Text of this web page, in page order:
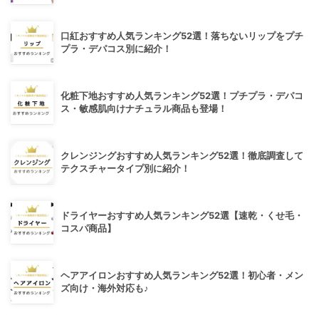
口紅おすすめ人気ランキング52選！落ちないリップをプチ
プラ・デパコス別に紹介！
化粧下地おすすめ人気ランキング52選！プチプラ・デパコ
ス・敏感肌向けナチュラル商品も登場！
クレンジングおすすめ人気ランキング52選！徹底調査して
テクスチャータイプ別に紹介！
ドライヤーおすすめ人気ランキング52選【速乾・くせ毛・
コスパ商品】
ヘアアイロンおすすめ人気ランキング52選！初心者・メン
ズ向け・海外対応も♪